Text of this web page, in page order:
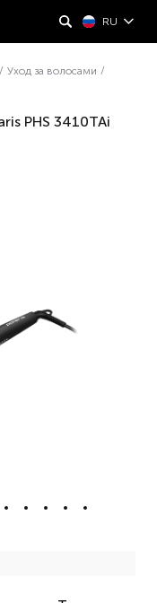
RU
/ Уход за волосами /
PHS 3410TAi